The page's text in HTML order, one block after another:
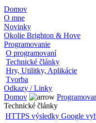
Domov
O mne
Novinky
Okolie Brighton & Hove
Programovanie
O programovaní
Technické články
Hry, Utilitky, Aplikácie
Tvorba
Odkazy / Linky
Domov
Technické články
HTTPS výsledky Google